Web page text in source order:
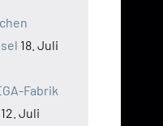
18. Juli
Fabrik
12. Juli